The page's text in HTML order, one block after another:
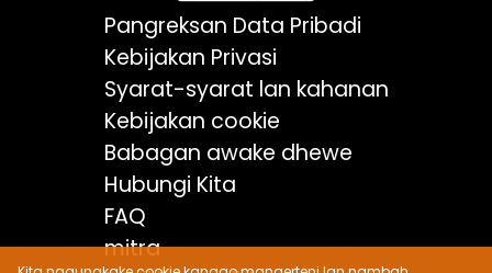
Pangreksan Data Pribadi
Kebijakan Privasi
Syarat-syarat lan kahanan
Kebijakan cookie
Babagan awake dhewe
Hubungi Kita
FAQ
mitra